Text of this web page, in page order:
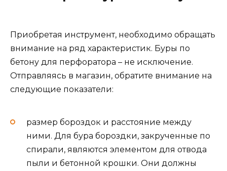
Приобретая инструмент, необходимо обращать
внимание на ряд характеристик. Буры по
бетону для перфоратора – не исключение.
Отправляясь в магазин, обратите внимание на
следующие показатели:
размер бороздок и расстояние между
ними. Для бура бороздки, закрученные по
спирали, являются элементом для отвода
пыли и бетонной крошки. Они должны